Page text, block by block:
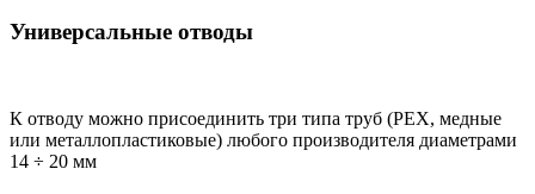
Универсальные отводы
К отводу можно присоединить три типа труб (РЕХ, медные
или металлопластиковые) любого производителя диаметрами
14 ÷ 20 мм